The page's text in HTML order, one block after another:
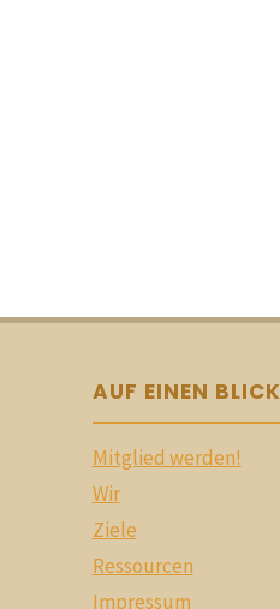
AUF EINEN BLICK
Mitglied werden!
Wir
Ziele
Ressourcen
Impressum